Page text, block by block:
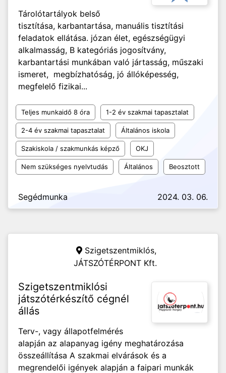
Tárolótartályok belső
tisztítása, karbantartása, manuális tisztítási
feladatok ellátása. józan élet, egészségügyi
alkalmasság, B kategóriás jogosítvány,
karbantartási munkában való jártasság, műszaki
ismeret, megbízhatóság, jó állóképesség,
megfelelő fizikai...
Teljes munkaidő 8 óra 1-2 év szakmai tapasztalat
2-4 év szakmai tapasztalat Általános iskola
Szakiskola / szakmunkás képző OKJ
Nem szükséges nyelvtudás Általános Beosztott
Segédmunka 2024. 03. 06.
Szigetszentmiklós,
JÁTSZÓTÉRPONT Kft.
Szigetszentmiklósi
játszótérkészítő cégnél
állás
Terv-, vagy állapotfelmérés
alapján az alapanyag igény meghatározása
összeállítása A szakmai elvárások és a
megrendelői igények alapján a faipari munkák